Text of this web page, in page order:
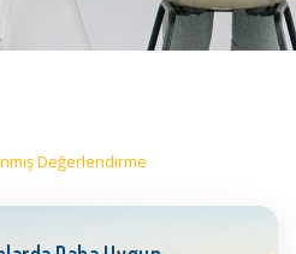
Değerlendirme